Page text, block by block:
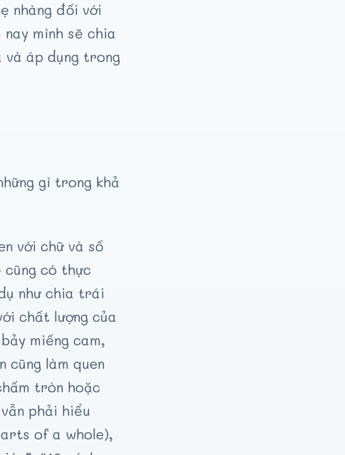
nhàng đối với
nay mình sẽ chia
và áp dụng trong
gì trong khả
với chữ và số
có thực
như chia trái
chất lượng của
miếng cam,
cũng làm quen
tròn hoặc
phải hiểu
of a whole),